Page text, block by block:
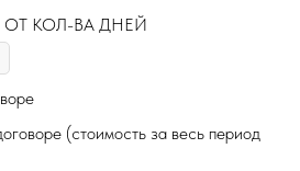
КОЛ-ВА ДНЕЙ
(стоимость за весь период